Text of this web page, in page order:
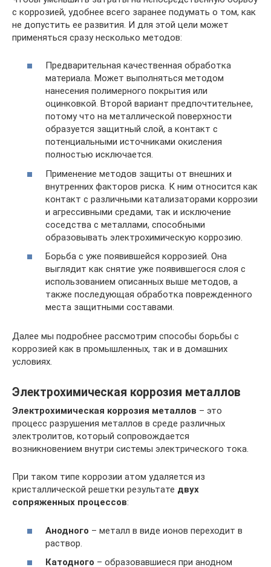
с коррозией, удобнее всего заранее подумать о том, как
не допустить ее развития. И для этой цели может
применяться сразу несколько методов:
Предварительная качественная обработка
материала. Может выполняться методом
нанесения полимерного покрытия или
оцинковкой. Второй вариант предпочтительнее,
потому что на металлической поверхности
образуется защитный слой, а контакт с
потенциальными источниками окисления
полностью исключается.
Применение методов защиты от внешних и
внутренних факторов риска. К ним относится как
контакт с различными катализаторами коррозии
и агрессивными средами, так и исключение
соседства с металлами, способными
образовывать электрохимическую коррозию.
Борьба с уже появившейся коррозией. Она
выглядит как снятие уже появившегося слоя с
использованием описанных выше методов, а
также последующая обработка поврежденного
места защитными составами.
Далее мы подробнее рассмотрим способы борьбы с
коррозией как в промышленных, так и в домашних
условиях.
Электрохимическая коррозия металлов
Электрохимическая коррозия металлов – это
процесс разрушения металлов в среде различных
электролитов, который сопровождается
возникновением внутри системы электрического тока.
При таком типе коррозии атом удаляется из
кристаллической решетки результате двух
сопряженных процессов:
Анодного – металл в виде ионов переходит в
раствор.
Катодного – образовавшиеся при анодном